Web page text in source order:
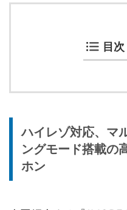
目次
ハイレゾ対応、マ
ングモード搭載の
ホン